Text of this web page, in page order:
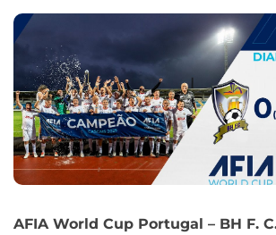
AFIA World Cup Portugal – BH F.